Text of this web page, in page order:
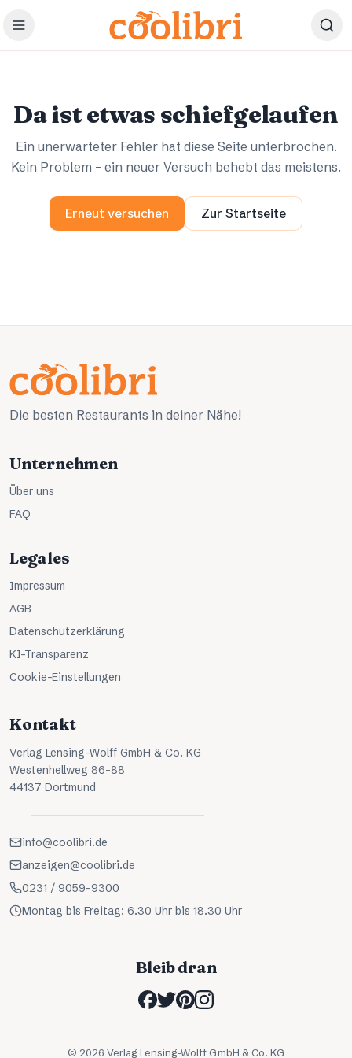
Zum Hauptinhalt springen
Da ist etwas schiefgelaufen
Ein unerwarteter Fehler hat diese Seite unterbrochen.
Kein Problem – ein neuer Versuch behebt das meistens.
Erneut versuchen Zur Startseite
Die besten Restaurants in deiner Nähe!
Unternehmen
Über uns
FAQ
Legales
Impressum
AGB
Datenschutzerklärung
KI-Transparenz
Cookie-Einstellungen
Kontakt
Verlag Lensing-Wolff GmbH & Co. KG
Westenhellweg 86-88
44137 Dortmund
info@coolibri.de
anzeigen@coolibri.de
0231 / 9059-9300
Montag bis Freitag: 6.30 Uhr bis 18.30 Uhr
Bleib dran
© 2026 Verlag Lensing-Wolff GmbH & Co. KG